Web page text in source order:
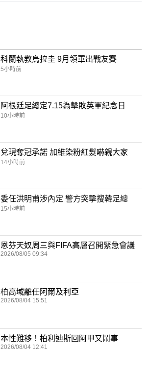
科蘭執教烏拉圭 9月領軍出戰友賽
5小時前
阿根廷足總定7.15為擊敗英軍紀念日
10小時前
兌現奪冠承諾 加維染粉紅髮嚇親大家
14小時前
委任洪明甫涉內定 警方突擊搜韓足總
15小時前
恩芬天奴周三與FIFA高層召開緊急會議
2026/08/05 09:34
柏高域離任阿爾及利亞
2026/08/04 15:51
本性難移！柏利迪斯回阿甲又鬧事
2026/08/04 12:41